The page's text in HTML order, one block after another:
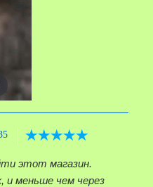
этот магазин.
и меньше чем через